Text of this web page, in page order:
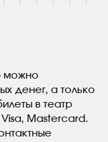
можно
денег, а только
в театр
Mastercard.